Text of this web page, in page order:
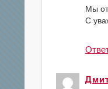
Мы
С